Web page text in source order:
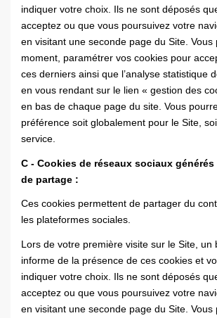
indiquer votre choix. Ils ne sont déposés
acceptez ou que vous poursuivez votre
en visitant une seconde page du Site. Vous
moment, paramétrer vos cookies pour
ces derniers ainsi que l’analyse statistique
en vous rendant sur le lien « gestion des
en bas de chaque page du site. Vous
préférence soit globalement pour le Site,
service.
C - Cookies de réseaux sociaux
de partage :
Ces cookies permettent de partager du
les plateformes sociales.
Lors de votre première visite sur le Site, un
informe de la présence de ces cookies et
indiquer votre choix. Ils ne sont déposés
acceptez ou que vous poursuivez votre
en visitant une seconde page du Site. Vous